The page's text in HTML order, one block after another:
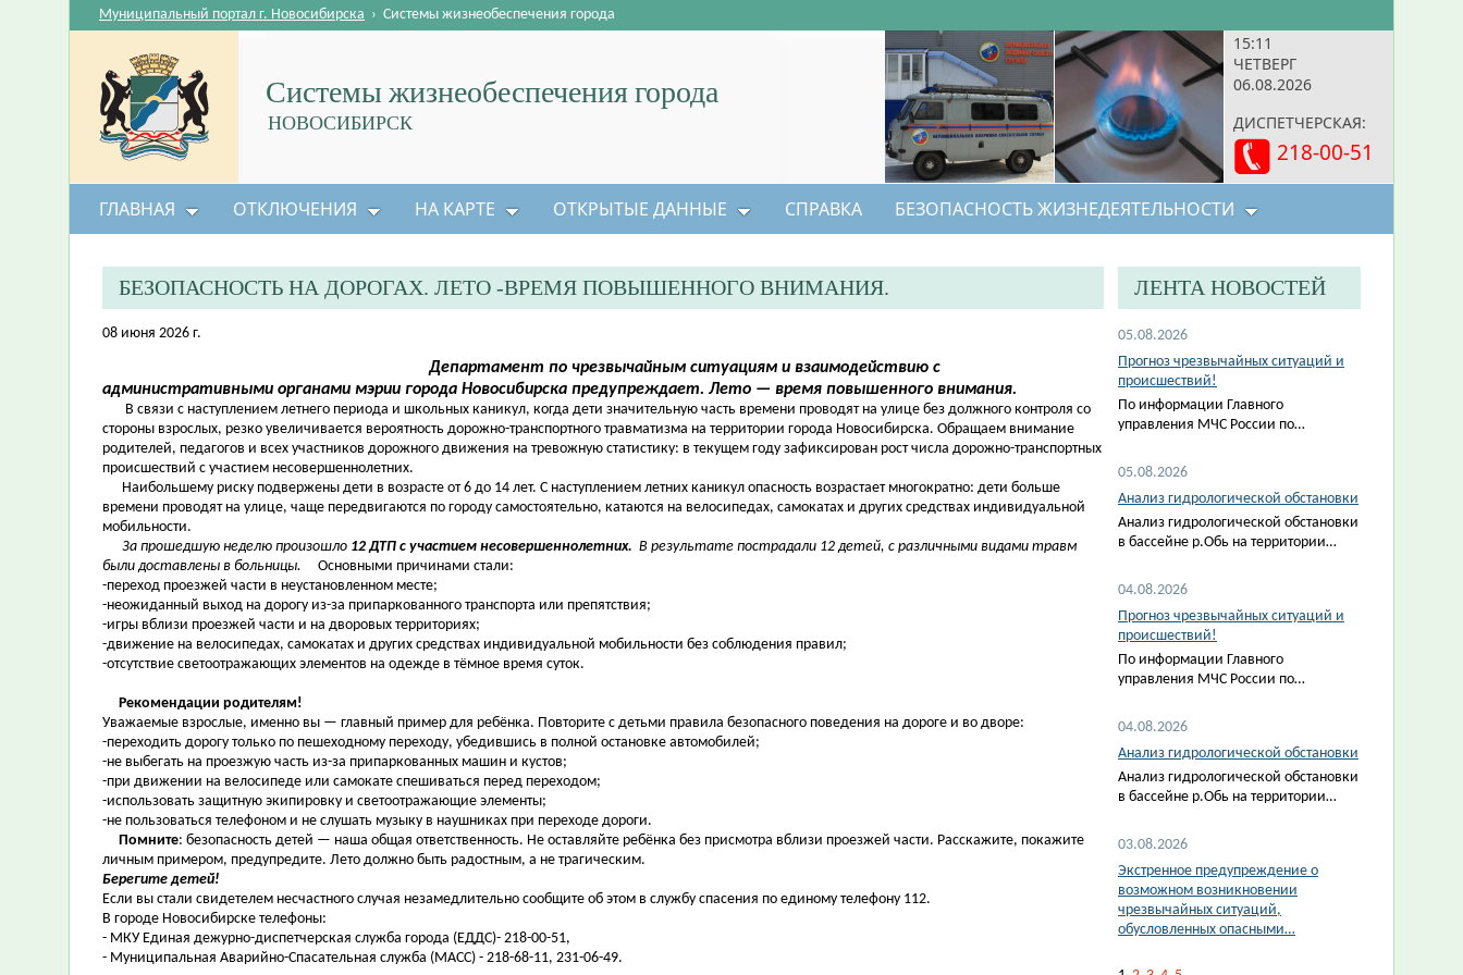
15:11
ЧЕТВЕРГ
06.08.2026
ДИСПЕТЧЕРСКАЯ:
218-00-51
Системы жизнеобеспечения города
НОВОСИБИРСК
Муниципальный портал г. Новосибирска › Системы жизнеобеспечения города
ГЛАВНАЯ ОТКЛЮЧЕНИЯ НА КАРТЕ ОТКРЫТЫЕ ДАННЫЕ СПРАВКА БЕЗОПАСНОСТЬ ЖИЗНЕДЕЯТЕЛЬНОСТИ
БЕЗОПАСНОСТЬ НА ДОРОГАХ. ЛЕТО -ВРЕМЯ ПОВЫШЕННОГО ВНИМАНИЯ.
08 июня 2026 г.
Департамент по чрезвычайным ситуациям и взаимодействию с
административными органами мэрии города Новосибирска предупреждает. Лето — время повышенного внимания.
В связи с наступлением летнего периода и школьных каникул, когда дети значительную часть времени проводят на улице без должного контроля со
стороны взрослых, резко увеличивается вероятность дорожно-транспортного травматизма на территории города Новосибирска. Обращаем внимание
родителей, педагогов и всех участников дорожного движения на тревожную статистику: в текущем году зафиксирован рост числа дорожно-транспортных
происшествий с участием несовершеннолетних.
Наибольшему риску подвержены дети в возрасте от 6 до 14 лет. С наступлением летних каникул опасность возрастает многократно: дети больше
времени проводят на улице, чаще передвигаются по городу самостоятельно, катаются на велосипедах, самокатах и других средствах индивидуальной
мобильности.
За прошедшую неделю произошло 12 ДТП с участием несовершеннолетних. В результате пострадали 12 детей, с различными видами травм
были доставлены в больницы. Основными причинами стали:
-переход проезжей части в неустановленном месте;
-неожиданный выход на дорогу из-за припаркованного транспорта или препятствия;
-игры вблизи проезжей части и на дворовых территориях;
-движение на велосипедах, самокатах и других средствах индивидуальной мобильности без соблюдения правил;
-отсутствие светоотражающих элементов на одежде в тёмное время суток.
Рекомендации родителям!
Уважаемые взрослые, именно вы — главный пример для ребёнка. Повторите с детьми правила безопасного поведения на дороге и во дворе:
-переходить дорогу только по пешеходному переходу, убедившись в полной остановке автомобилей;
-не выбегать на проезжую часть из-за припаркованных машин и кустов;
-при движении на велосипеде или самокате спешиваться перед переходом;
-использовать защитную экипировку и светоотражающие элементы;
-не пользоваться телефоном и не слушать музыку в наушниках при переходе дороги.
Помните: безопасность детей — наша общая ответственность. Не оставляйте ребёнка без присмотра вблизи проезжей части. Расскажите, покажите
личным примером, предупредите. Лето должно быть радостным, а не трагическим.
Берегите детей!
Если вы стали свидетелем несчастного случая незамедлительно сообщите об этом в службу спасения по единому телефону 112.
В городе Новосибирске телефоны:
- МКУ Единая дежурно-диспетчерская служба города (ЕДДС)- 218-00-51,
- Муниципальная Аварийно-Спасательная служба (МАСС) - 218-68-11, 231-06-49.
ЛЕНТА НОВОСТЕЙ
05.08.2026
Прогноз чрезвычайных ситуаций и
происшествий!
По информации Главного
управления МЧС России по…
05.08.2026
Анализ гидрологической обстановки
Анализ гидрологической обстановки
в бассейне р.Обь на территории…
04.08.2026
Прогноз чрезвычайных ситуаций и
происшествий!
По информации Главного
управления МЧС России по…
04.08.2026
Анализ гидрологической обстановки
Анализ гидрологической обстановки
в бассейне р.Обь на территории…
03.08.2026
Экстренное предупреждение о
возможном возникновении
чрезвычайных ситуаций,
обусловленных опасными…